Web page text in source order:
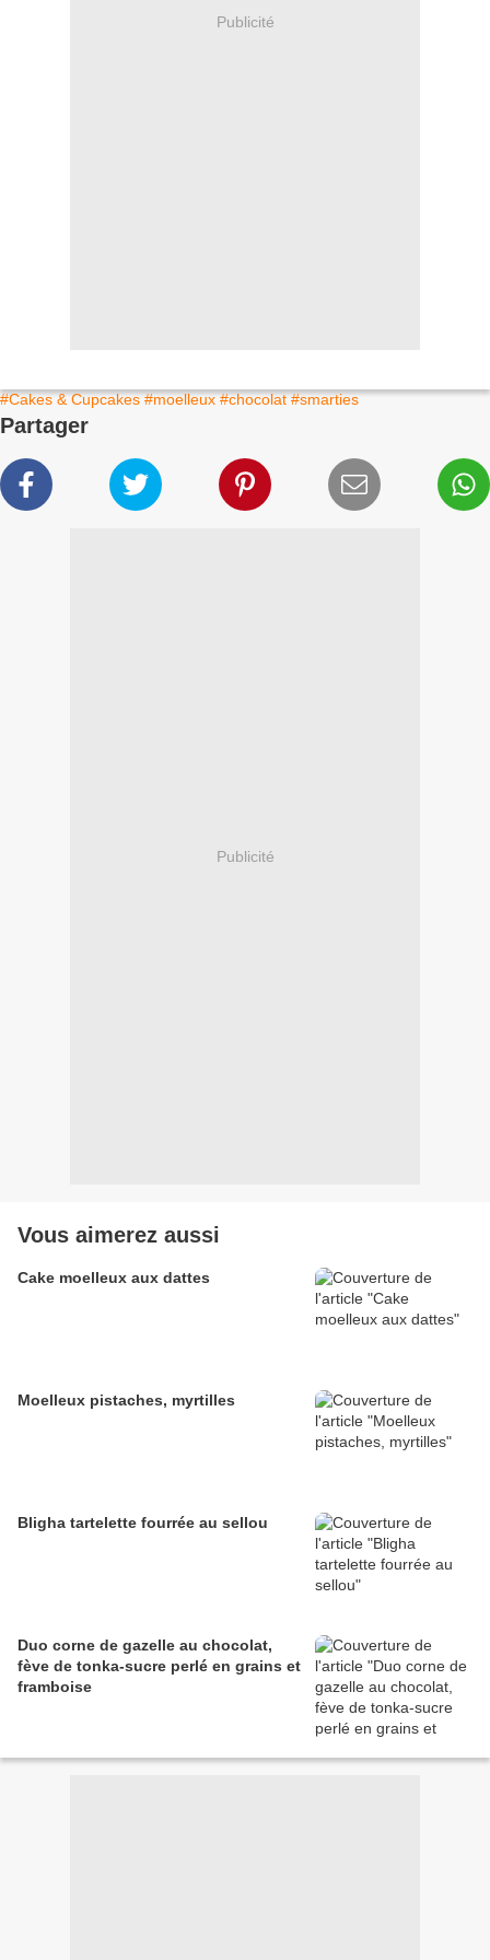
Publicité
#Cakes & Cupcakes #moelleux #chocolat #smarties
Partager
Publicité
Vous aimerez aussi
Cake moelleux aux dattes
Moelleux pistaches, myrtilles
Bligha tartelette fourrée au sellou
Duo corne de gazelle au chocolat,
fève de tonka-sucre perlé en grains et
framboise